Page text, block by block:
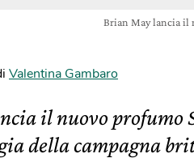
Brian May lancia il
Valentina Gambaro
il nuovo profumo
della campagna